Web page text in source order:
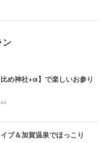
ン
め神社+α】で楽しいお参り
44
ブ＆加賀温泉でほっこり